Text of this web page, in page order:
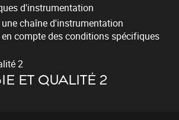
d'instrumentation
chaîne d'instrumentation
compte des conditions spécifiques
2
ET QUALITÉ 2